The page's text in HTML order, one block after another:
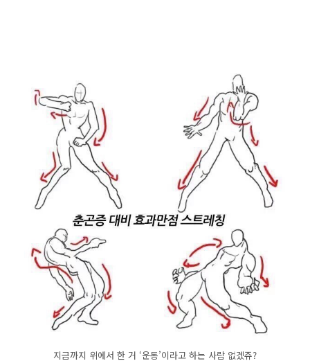
지금까지 위에서 한 거 ‘운동’이라고 하는 사람 없겠쥬?